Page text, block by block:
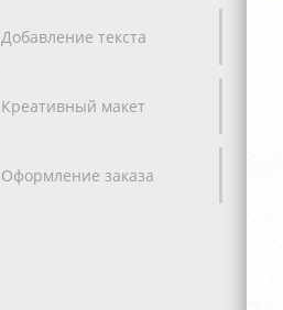
Добавление текста
Креативный макет
Оформление заказа